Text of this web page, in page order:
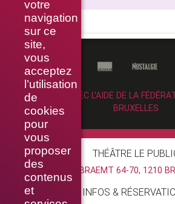
votre
navigation
sur ce
site,
vous
acceptez
l’utilisation
de
cookies
pour
vous
proposer
des
contenus
et
RÉALISÉ AVEC L’AIDE DE LA
BRUXELLES
THÉÂTRE LE
RUE BRAEMT 64-70, 1210
INFOS &